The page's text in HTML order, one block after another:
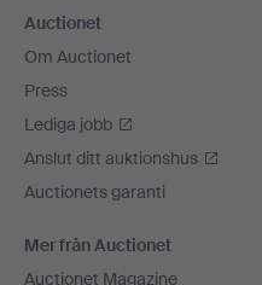
Auctionet
Om Auctionet
Press
Lediga jobb
Anslut ditt auktionshus
Auctionets garanti
Mer från Auctionet
Auctionet Magazine